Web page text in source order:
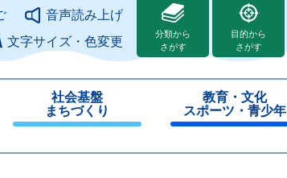
の本文へ音声読み上げ
文字サイズ・色変更
分類から
さがす
目的から
さがす
社会基盤
まちづくり
じ
教育・文化
スポーツ・青少年
じ